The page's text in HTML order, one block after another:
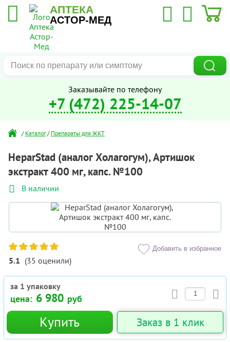
АПТЕКА
АСТОР-МЕД
Заказывайте по телефону
+7 (472) 225-14-07
/ Каталог / Препараты для ЖКТ
HeparStad (аналог Холагогум), Артишок
экстракт 400 мг, капс. №100
В наличии
5.1 (35 оценили)
Добавить в избранное
за 1 упаковку
цена: 6 980 руб
Купить Заказ в 1 клик